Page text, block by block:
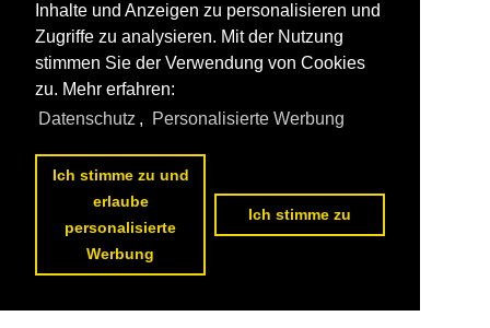
Inhalte und Anzeigen zu personalisieren und
Zugriffe zu analysieren. Mit der Nutzung
stimmen Sie der Verwendung von Cookies
zu. Mehr erfahren:
Datenschutz , Personalisierte Werbung
Ich stimme zu und
erlaube
personalisierte
Werbung
Ich stimme zu